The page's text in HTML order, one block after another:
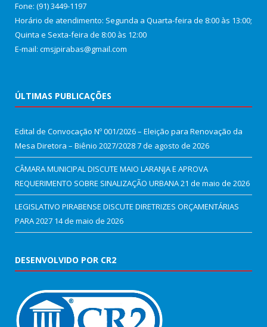
Fone: (91) 3449-1197
Horário de atendimento: Segunda a Quarta-feira de 8:00 às 13:00;
Quinta e Sexta-feira de 8:00 às 12:00
E-mail: cmsjpirabas@gmail.com
ÚLTIMAS PUBLICAÇÕES
Edital de Convocação Nº 001/2026 – Eleição para Renovação da
Mesa Diretora – Biênio 2027/20287 de agosto de 2026
CÂMARA MUNICIPAL DISCUTE MAIO LARANJA E APROVA
REQUERIMENTO SOBRE SINALIZAÇÃO URBANA21 de maio de 2026
LEGISLATIVO PIRABENSE DISCUTE DIRETRIZES ORÇAMENTÁRIAS
PARA 2027 14 de maio de 2026
DESENVOLVIDO POR CR2